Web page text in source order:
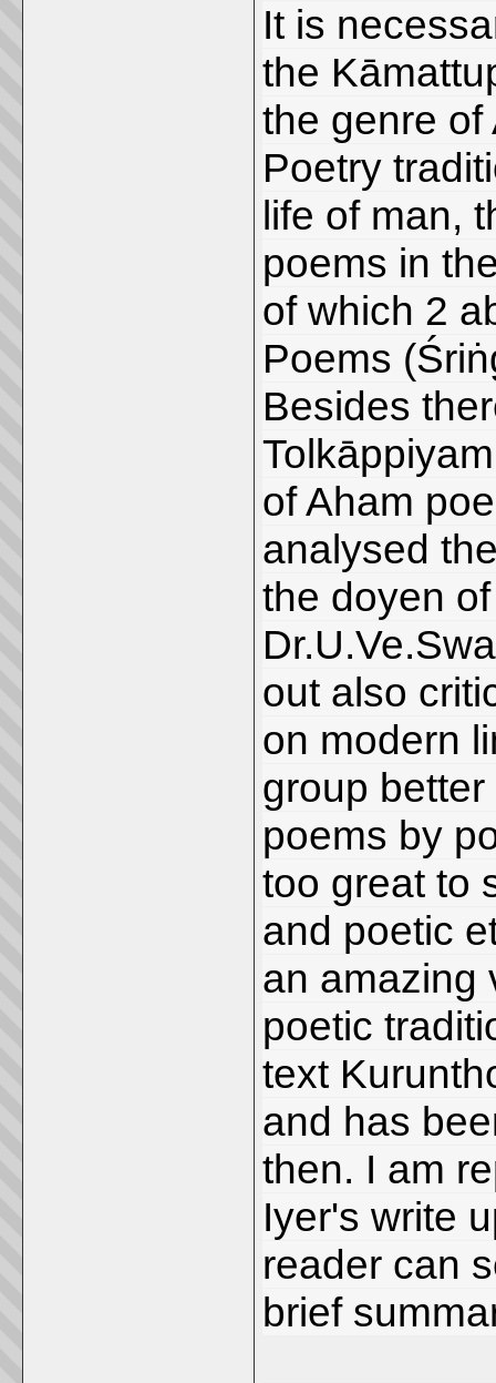
It is
the
the genre of
Poetry
life of man,
poems in
of which 2
Poems
Besides
of Aham
analysed
the doyen
out also
on modern
group
poems by
too great to
and poetic
an amazing
poetic
text
and has
then. I am
Iyer's write
reader can
brief